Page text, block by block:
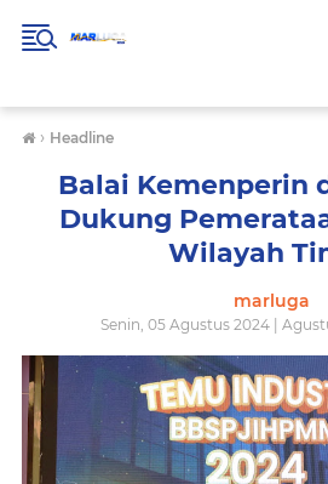
› Headline
Balai Kemenperin
Dukung
Wilayah
marluga
Senin, 05 Agustus 2024 |